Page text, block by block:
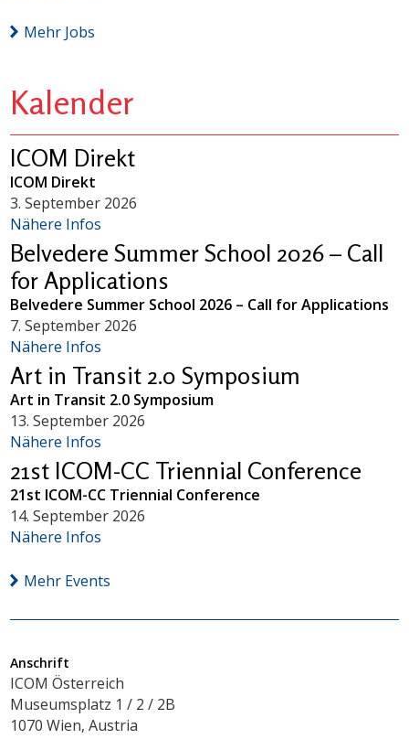
Mehr Jobs
Kalender
ICOM Direkt
ICOM Direkt
3. September 2026
Nähere Infos
Belvedere Summer School 2026 – Call
for Applications
Belvedere Summer School 2026 – Call for Applications
7. September 2026
Nähere Infos
Art in Transit 2.0 Symposium
Art in Transit 2.0 Symposium
13. September 2026
Nähere Infos
21st ICOM-CC Triennial Conference
21st ICOM-CC Triennial Conference
14. September 2026
Nähere Infos
Mehr Events
Anschrift
ICOM Österreich
Museumsplatz 1 / 2 / 2B
1070 Wien, Austria